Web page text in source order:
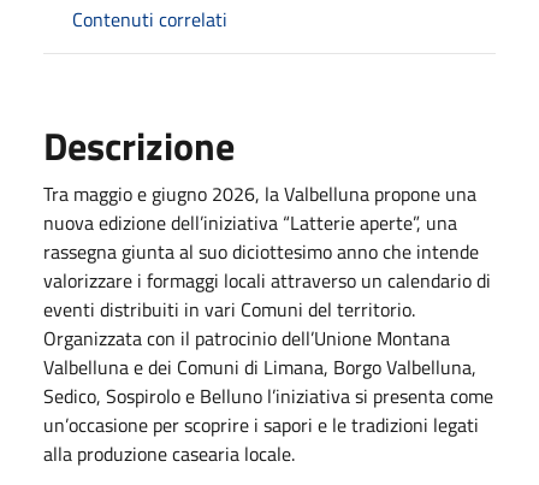
Contenuti correlati
Descrizione
Tra maggio e giugno 2026, la Valbelluna propone una
nuova edizione dell’iniziativa “Latterie aperte”, una
rassegna giunta al suo diciottesimo anno che intende
valorizzare i formaggi locali attraverso un calendario di
eventi distribuiti in vari Comuni del territorio.
Organizzata con il patrocinio dell’Unione Montana
Valbelluna e dei Comuni di Limana, Borgo Valbelluna,
Sedico, Sospirolo e Belluno l’iniziativa si presenta come
un’occasione per scoprire i sapori e le tradizioni legati
alla produzione casearia locale.